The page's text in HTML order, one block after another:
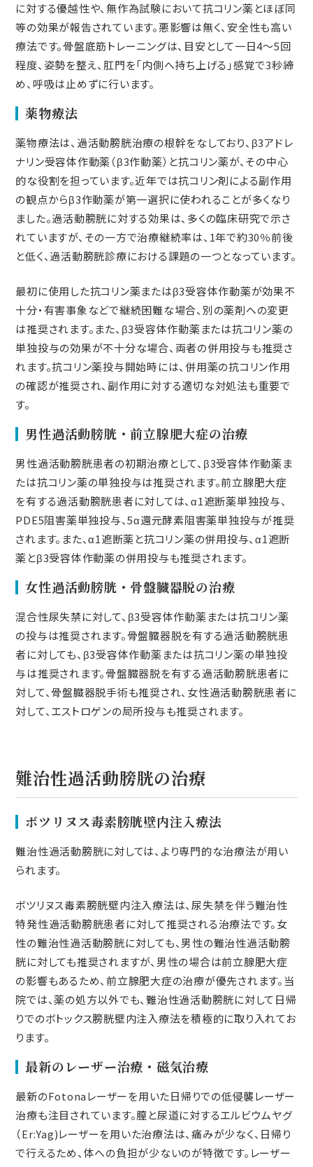
に対する優越性や、無作為試験において抗コリン薬とほぼ同
等の効果が報告されています。悪影響は無く、安全性も高い
療法です。骨盤底筋トレーニングは、目安として一日4〜5回
程度、姿勢を整え、肛門を「内側へ持ち上げる」感覚で3秒締
め、呼吸は止めずに行います。
薬物療法
薬物療法は、過活動膀胱治療の根幹をなしており、β3アドレ
ナリン受容体作動薬（β3作動薬）と抗コリン薬が、その中心
的な役割を担っています。近年では抗コリン剤による副作用
の観点からβ3作動薬が第一選択に使われることが多くなり
ました。過活動膀胱に対する効果は、多くの臨床研究で示さ
れていますが、その一方で治療継続率は、1年で約30％前後
と低く、過活動膀胱診療における課題の一つとなっています。
最初に使用した抗コリン薬またはβ3受容体作動薬が効果不
十分・有害事象などで継続困難な場合、別の薬剤への変更
は推奨されます。また、β3受容体作動薬または抗コリン薬の
単独投与の効果が不十分な場合、両者の併用投与も推奨さ
れます。抗コリン薬投与開始時には、併用薬の抗コリン作用
の確認が推奨され、副作用に対する適切な対処法も重要で
す。
男性過活動膀胱・前立腺肥大症の治療
男性過活動膀胱患者の初期治療として、β3受容体作動薬ま
たは抗コリン薬の単独投与は推奨されます。前立腺肥大症
を有する過活動膀胱患者に対しては、α1遮断薬単独投与、
PDE5阻害薬単独投与、5α還元酵素阻害薬単独投与が推奨
されます。また、α1遮断薬と抗コリン薬の併用投与、α1遮断
薬とβ3受容体作動薬の併用投与も推奨されます。
女性過活動膀胱・骨盤臓器脱の治療
混合性尿失禁に対して、β3受容体作動薬または抗コリン薬
の投与は推奨されます。骨盤臓器脱を有する過活動膀胱患
者に対しても、β3受容体作動薬または抗コリン薬の単独投
与は推奨されます。骨盤臓器脱を有する過活動膀胱患者に
対して、骨盤臓器脱手術も推奨され、女性過活動膀胱患者に
対して、エストロゲンの局所投与も推奨されます。
難治性過活動膀胱の治療
ボツリヌス毒素膀胱壁内注入療法
難治性過活動膀胱に対しては、より専門的な治療法が用い
られます。
ボツリヌス毒素膀胱壁内注入療法は、尿失禁を伴う難治性
特発性過活動膀胱患者に対して推奨される治療法です。女
性の難治性過活動膀胱に対しても、男性の難治性過活動膀
胱に対しても推奨されますが、男性の場合は前立腺肥大症
の影響もあるため、前立腺肥大症の治療が優先されます。当
院では、薬の処方以外でも、難治性過活動膀胱に対して日帰
りでのボトックス膀胱壁内注入療法を積極的に取り入れてお
ります。
最新のレーザー治療・磁気治療
最新のFotonaレーザーを用いた日帰りでの低侵襲レーザー
治療も注目されています。膣と尿道に対するエルビウムヤグ
（Er:Yag)レーザーを用いた治療法は、痛みが少なく、日帰り
で行えるため、体への負担が少ないのが特徴です。レーザー